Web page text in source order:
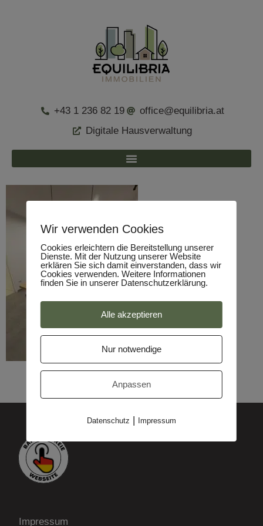
+43 1 236 82 19
office@equilibria.at
Digitale Hausverwaltung
Impressum
Wir verwenden Cookies
Cookies erleichtern die Bereitstellung unserer
Dienste. Mit der Nutzung unserer Website
erklären Sie sich damit einverstanden, dass wir
Cookies verwenden. Weitere Informationen
finden Sie in unserer Datenschutzerklärung.
Alle akzeptieren
Nur notwendige
Anpassen
Datenschutz | Impressum